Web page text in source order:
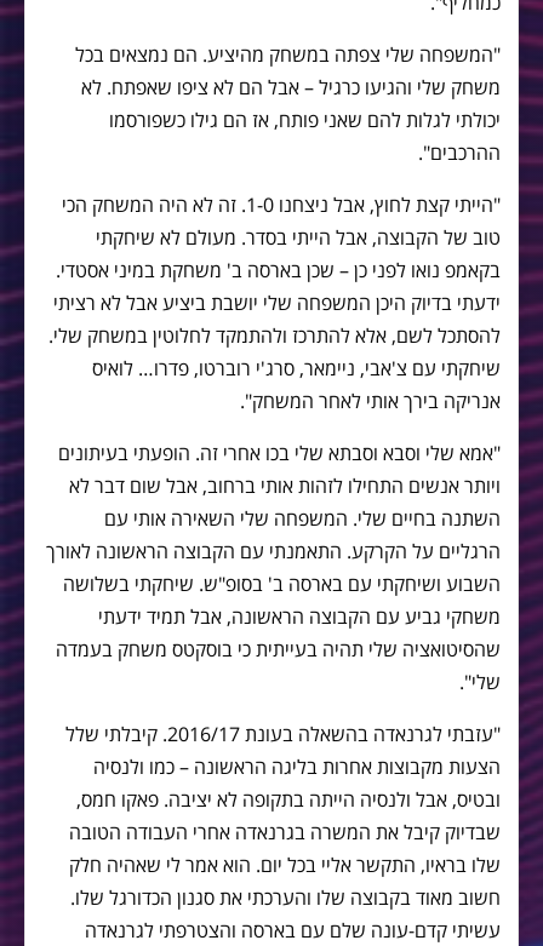
"המשפחה שלי צפתה במשחק מהיציע. הם נמצאים בכל
משחק שלי והגיעו כרגיל – אבל הם לא ציפו שאפתח. לא
יכולתי לגלות להם שאני פותח, אז הם גילו כשפורסמו
ההרכבים".
"הייתי קצת לחוץ, אבל ניצחנו 1-0. זה לא היה המשחק הכי
טוב של הקבוצה, אבל הייתי בסדר. מעולם לא שיחקתי
בקאמפ נואו לפני כן – שכן בארסה ב' משחקת במיני אסטדי.
ידעתי בדיוק היכן המשפחה שלי יושבת ביציע אבל לא רציתי
להסתכל לשם, אלא להתרכז ולהתמקד לחלוטין במשחק שלי.
שיחקתי עם צ'אבי, ניימאר, סרג'י רוברטו, פדרו… לואיס
אנריקה בירך אותי לאחר המשחק".
"אמא שלי וסבא וסבתא שלי בכו אחרי זה. הופעתי בעיתונים
ויותר אנשים התחילו לזהות אותי ברחוב, אבל שום דבר לא
השתנה בחיים שלי. המשפחה שלי השאירה אותי עם
הרגליים על הקרקע. התאמנתי עם הקבוצה הראשונה לאורך
השבוע ושיחקתי עם בארסה ב' בסופ"ש. שיחקתי בשלושה
משחקי גביע עם הקבוצה הראשונה, אבל תמיד ידעתי
שהסיטואציה שלי תהיה בעייתית כי בוסקטס משחק בעמדה
שלי".
"עזבתי לגרנאדה בהשאלה בעונת 2016/17. קיבלתי שלל
הצעות מקבוצות אחרות בליגה הראשונה – כמו ולנסיה
ובטיס, אבל ולנסיה הייתה בתקופה לא יציבה. פאקו חמס,
שבדיוק קיבל את המשרה בגרנאדה אחרי העבודה הטובה
שלו בראיו, התקשר אליי בכל יום. הוא אמר לי שאהיה חלק
חשוב מאוד בקבוצה שלו והערכתי את סגנון הכדורגל שלו.
עשיתי קדם-עונה שלם עם בארסה והצטרפתי לגרנאדה